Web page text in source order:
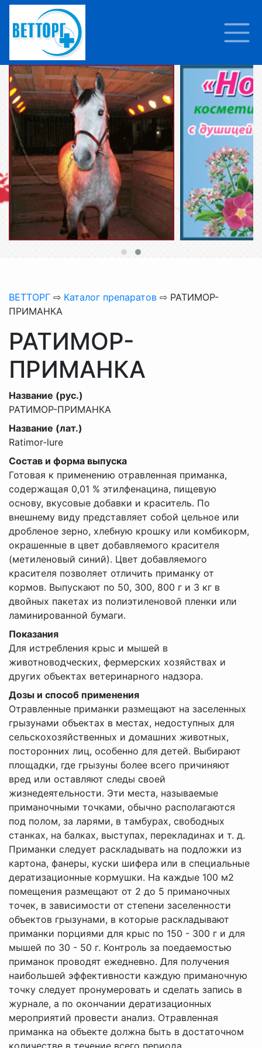
ВЕТТОРГ ⇨ Каталог препаратов ⇨ РАТИМОР-
ПРИМАНКА
РАТИМОР-
ПРИМАНКА
Название (рус.)
РАТИМОР-ПРИМАНКА
Название (лат.)
Ratimor-lure
Состав и форма выпуска
Готовая к применению отравленная приманка,
содержащая 0,01 % этилфенацина, пищевую
основу, вкусовые добавки и краситель. По
внешнему виду представляет собой цельное или
дробленое зерно, хлебную крошку или комбикорм,
окрашенные в цвет добавляемого красителя
(метиленовый синий). Цвет добавляемого
красителя позволяет отличить приманку от
кормов. Выпускают по 50, 300, 800 г и 3 кг в
двойных пакетах из полиэтиленовой пленки или
ламинированной бумаги.
Показания
Для истребления крыс и мышей в
животноводческих, фермерских хозяйствах и
других объектах ветеринарного надзора.
Дозы и способ применения
Отравленные приманки размещают на заселенных
грызунами объектах в местах, недоступных для
сельскохозяйственных и домашних животных,
посторонних лиц, особенно для детей. Выбирают
площадки, где грызуны более всего причиняют
вред или оставляют следы своей
жизнедеятельности. Эти места, называемые
приманочными точками, обычно располагаются
под полом, за ларями, в тамбурах, свободных
станках, на балках, выступах, перекладинах и т. д.
Приманки следует раскладывать на подложки из
картона, фанеры, куски шифера или в специальные
дератизационные кормушки. На каждые 100 м2
помещения размещают от 2 до 5 приманочных
точек, в зависимости от степени заселенности
объектов грызунами, в которые раскладывают
приманки порциями для крыс по 150 - 300 г и для
мышей по 30 - 50 г. Контроль за поедаемостью
приманок проводят ежедневно. Для получения
наибольшей эффективности каждую приманочную
точку следует пронумеровать и сделать запись в
журнале, а по окончании дератизационных
мероприятий провести анализ. Отравленная
приманка на объекте должна быть в достаточном
количестве в течение всего периода